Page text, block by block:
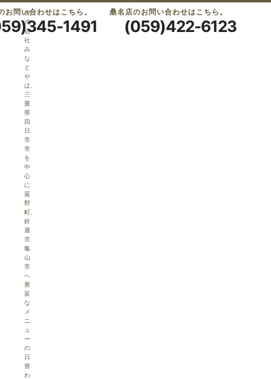
株
式
会
社
み
な
と
や
は、
三
重
県
四
日
市
市
を
中
心
に
菰
野
町、
鈴
鹿
市、
亀
山
市
へ
豊
富
な
メ
ニ
ュ
ー
の
日
替
わ
お問い合わせはこちら。
1491
桑名店のお問い合わせはこちら。
(059)422-6123